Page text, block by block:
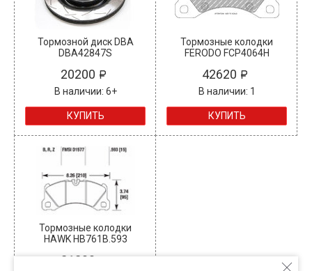
Тормозной диск DBA
DBA42847S
20200
В наличии: 6+
КУПИТЬ
Тормозные колодки
FERODO FCP4064H
42620
В наличии: 1
КУПИТЬ
Тормозные колодки
HAWK HB761B.593
21200